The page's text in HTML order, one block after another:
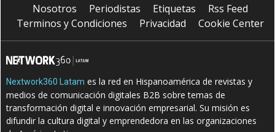
Nosotros Periodistas Etiquetas
Rss Feed
Terminos y Condiciones
Privacidad Cookie Center
Nextwork360 Latam es la red en Hispanoamérica de revistas y
medios de comunicación digitales B2B sobre temas de
transformación digital e innovación empresarial. Su misión es
difundir la cultura digital y emprendedora en las organizaciones